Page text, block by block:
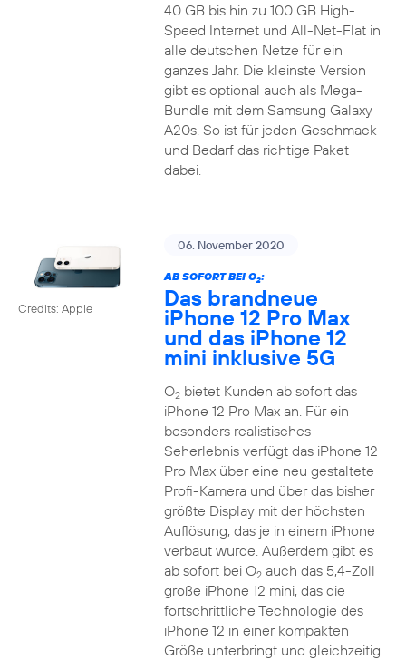
40 GB bis hin zu 100 GB High-
Speed Internet und All-Net-Flat in
alle deutschen Netze für ein
ganzes Jahr. Die kleinste Version
gibt es optional auch als Mega-
Bundle mit dem Samsung Galaxy
A20s. So ist für jeden Geschmack
und Bedarf das richtige Paket
dabei.
Credits: Apple
06. November 2020
AB SOFORT BEI O2:
Das brandneue
iPhone 12 Pro Max
und das iPhone 12
mini inklusive 5G
O2bietet Kunden ab sofort das
iPhone 12 Pro Max an. Für ein
besonders realistisches
Seherlebnis verfügt das iPhone 12
Pro Max über eine neu gestaltete
Profi-Kamera und über das bisher
größte Display mit der höchsten
Auflösung, das je in einem iPhone
verbaut wurde. Außerdem gibt es
ab sofort bei O2auch das 5,4-Zoll
große iPhone 12 mini, das die
fortschrittliche Technologie des
iPhone 12 in einer kompakten
Größe unterbringt und gleichzeitig